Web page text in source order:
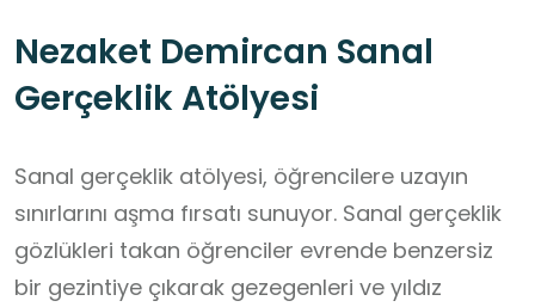
Nezaket Demircan Sanal
Gerçeklik Atölyesi
Sanal gerçeklik atölyesi, öğrencilere uzayın
sınırlarını aşma fırsatı sunuyor. Sanal gerçeklik
gözlükleri takan öğrenciler evrende benzersiz
bir gezintiye çıkarak gezegenleri ve yıldız